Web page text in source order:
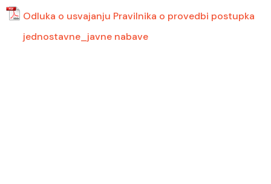
Odluka o usvajanju Pravilnika o provedbi postupka
jednostavne_javne nabave